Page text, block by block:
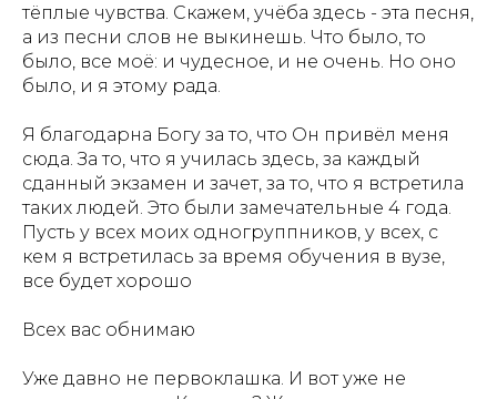
тёплые чувства. Скажем, учёба здесь - эта песня,
а из песни слов не выкинешь. Что было, то
было, все моё: и чудесное, и не очень. Но оно
было, и я этому рада.
Я благодарна Богу за то, что Он привёл меня
сюда. За то, что я училась здесь, за каждый
сданный экзамен и зачет, за то, что я встретила
таких людей. Это были замечательные 4 года.
Пусть у всех моих одногруппников, у всех, с
кем я встретилась за время обучения в вузе,
все будет хорошо
Всех вас обнимаю
Уже давно не первоклашка. И вот уже не